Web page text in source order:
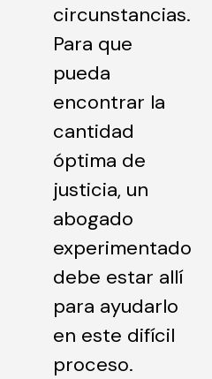
circunstancias.
Para que
pueda
encontrar la
cantidad
óptima de
justicia, un
abogado
experimentado
debe estar allí
para ayudarlo
en este difícil
proceso.